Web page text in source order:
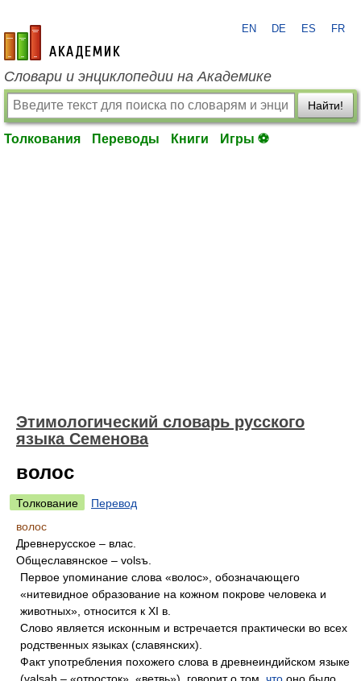
academic.ru
EN DE ES FR
Словари и энциклопедии на Академике
Найти!
Толкования Переводы Книги Игры ⚽
Этимологический словарь русского
языка Семенова
волос
Толкование
Перевод
волос
Древнерусское – влас.
Общеславянское – volsъ.
Первое упоминание слова «волос», обозначающего
«нитевидное образование на кожном покрове человека и
животных», относится к XI в.
Слово является исконным и встречается практически во всех
родственных языках (славянских).
Факт употребления похожего слова в древнеиндийском языке